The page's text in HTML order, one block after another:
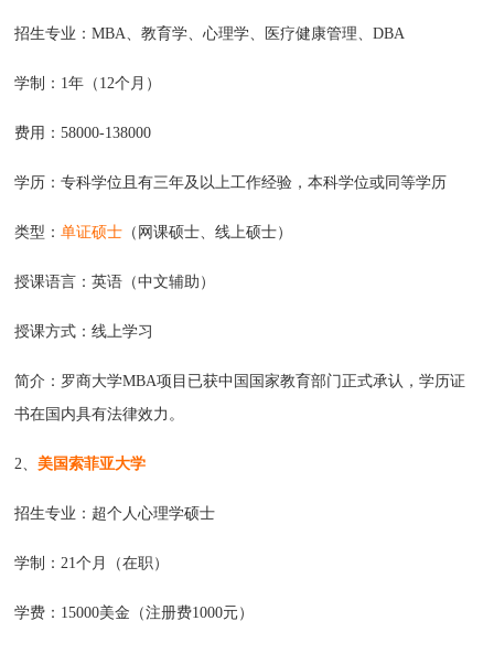
招生专业：MBA、教育学、心理学、医疗健康管理、DBA
学制：1年（12个月）
费用：58000-138000
学历：专科学位且有三年及以上工作经验，本科学位或同等学历
类型：单证硕士 （网课硕士、线上硕士）
授课语言：英语（中文辅助）
授课方式：线上学习
简介：罗商大学MBA项目已获中国国家教育部门正式承认，学历证
书在国内具有法律效力。
2、美国索菲亚大学
招生专业：超个人心理学硕士
学制：21个月（在职）
学费：15000美金（注册费1000元）